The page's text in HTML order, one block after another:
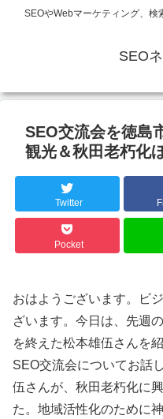
SEOやWebマーケティング、検
SEO
SEO交流会を徳島
観光＆秋田老朽化
Twitter
Pocket
おはようございます。ビ
ざいます。今日は、先週
を終えた松本雄伍さんを
SEO交流会についてお話
伍さんが、秋田老朽化に
た。地域活性化のために